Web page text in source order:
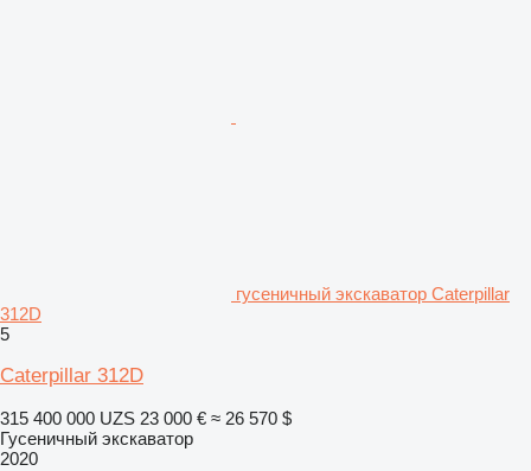
гусеничный экскаватор Caterpillar
312D
5
Caterpillar 312D
315 400 000 UZS 23 000 € ≈ 26 570 $
Гусеничный экскаватор
2020